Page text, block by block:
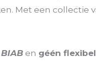
Met een collectie
en géén